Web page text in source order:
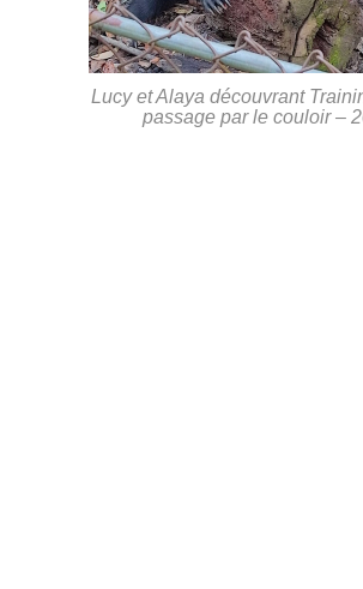
Lucy et Alaya découvrant
passage par le couloir –